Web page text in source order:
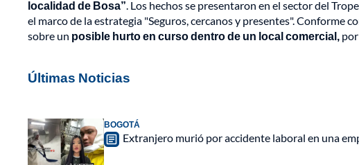
localidad de Bosa”. Los hechos se presentaron en el sector del
el marco de la estrategia "Seguros, cercanos y presentes". Conforme
sobre un posible hurto en curso dentro de un local comercial,
Últimas Noticias
BOGOTÁ
Extranjero murió por accidente laboral en una